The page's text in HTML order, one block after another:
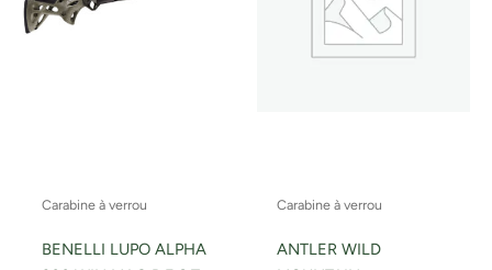
Carabine à verrou
BENELLI LUPO ALPHA
Carabine à verrou
ANTLER WILD